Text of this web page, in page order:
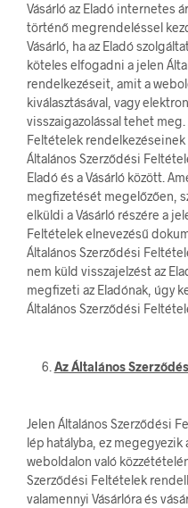
Vásárló az Eladó internetes
történő megrendeléssel
Vásárló, ha az Eladó
köteles elfogadni a jelen
rendelkezéseit, amit a
kiválasztásával, vagy
visszaigazolással tehet meg.
Feltételek
Általános Szerződési
Eladó és a Vásárló között.
megfizetését megelőzően,
elküldi a Vásárló részére a
Feltételek elnevezésű
Általános Szerződési
nem küld visszajelzést az
megfizeti az Eladónak, úgy
Általános Szerződési
Az Általános
Jelen Általános Szerződési
lép hatályba, ez
weboldalon való
Szerződési Feltételek
valamennyi Vásárlóra és